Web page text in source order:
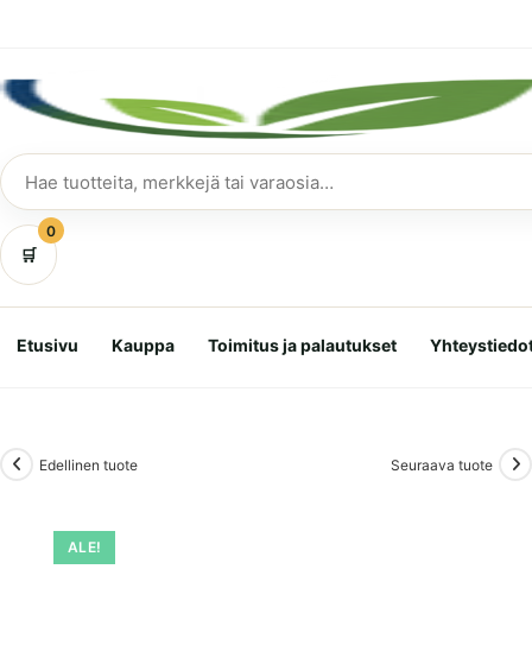
Hae
tuotteita
🛒
0
Etusivu Kauppa Toimitus ja palautukset
ALE!
Edellinen tuote Seuraava tuote